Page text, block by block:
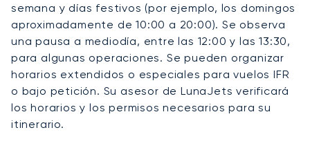
semana y días festivos (por ejemplo, los domingos
aproximadamente de 10:00 a 20:00). Se observa
una pausa a mediodía, entre las 12:00 y las 13:30,
para algunas operaciones. Se pueden organizar
horarios extendidos o especiales para vuelos IFR
o bajo petición. Su asesor de LunaJets verificará
los horarios y los permisos necesarios para su
itinerario.